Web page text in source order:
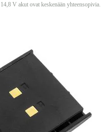
V akut ovat keskenään yhteensopivia.